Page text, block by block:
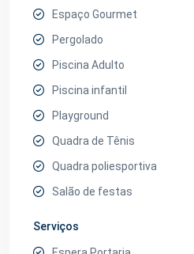
Espaço Gourmet
Pergolado
Piscina Adulto
Piscina infantil
Playground
Quadra de Tênis
Quadra poliesportiva
Salão de festas
Serviços